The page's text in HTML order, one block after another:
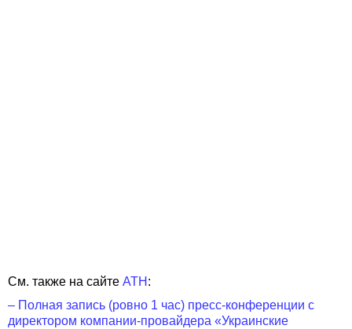
См. также на сайте АТН :
– Полная запись (ровно 1 час) пресс-конференции с
директором компании-провайдера «Украинские